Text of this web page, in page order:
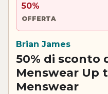
50%
OFFERTA
Brian James
50% di sconto
Menswear Up
Menswear